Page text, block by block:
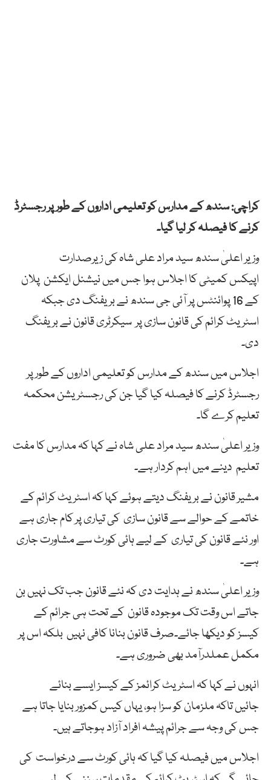
کراچی: سندھ کے مدارس کو تعلیمی اداروں کے طور پر رجسٹرڈ
کرنے کا فیصلہ کر لیا گیا۔
وزیر اعلیٰ سندھ سید مراد علی شاہ کی زیرصدارت
اپیکس کمیٹی کا اجلاس ہوا جس میں نیشنل ایکشن پلان
کے 16 پوائنٹس پر آئی جی سندھ نے بریفنگ دی جبکہ
اسٹریٹ کرائم کی قانون سازی پر سیکرٹری قانون نے بریفنگ
دی۔
اجلاس میں سندھ کے مدارس کو تعلیمی اداروں کے طور پر
رجسٹرڈ کرنے کا فیصلہ کیا گیا جن کی رجسٹریشن محکمہ
تعلیم کرے گا۔
وزیر اعلیٰ سندھ سید مراد علی شاہ نے کہا کہ مدارس کا مفت
تعلیم دینے میں اہم کردار ہے۔
مشیر قانون نے بریفنگ دیتے ہوئے کہا کہ اسٹریٹ کرائم کے
خاتمے کے حوالے سے قانون سازی کی تیاری پر کام جاری ہے
اور نئے قانون کی تیاری کے لیے ہائی کورٹ سے مشاورت جاری
ہے۔
وزیر اعلیٰ سندھ نے ہدایت دی کہ نئے قانون جب تک نہیں بن
جاتے اس وقت تک موجودہ قانون کے تحت ہی جرائم کے
کیسز کو دیکھا جائے۔صرف قانون بنانا کافی نہیں بلکہ اس پر
مکمل عملدرآمد بھی ضروری ہے۔
انہوں نے کہا کہ اسٹریٹ کرائمز کے کیسز ایسے بنائے
جائیں تاکہ ملزمان کو سزا ہو، یہاں کیس کمزور بنایا جاتا ہے
جس کی وجہ سے جرائم پیشہ افراد آزاد ہوجاتے ہیں۔
اجلاس میں فیصلہ کیا گیا کہ ہائی کورٹ سے درخواست کی